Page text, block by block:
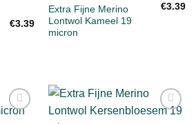
€3.39
aan
Extra Fijne Merino
Lontwol Kameel 19
micron
€3.39